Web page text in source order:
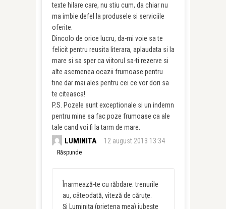
texte hilare care, nu stiu cum, da chiar nu
ma imbie defel la produsele si serviciile
oferite.
Dincolo de orice lucru, da-mi voie sa te
felicit pentru reusita literara, aplaudata si la
mare si sa sper ca viitorul sa-ti rezerve si
alte asemenea ocazii frumoase pentru
tine dar mai ales pentru cei ce vor dori sa
te citeasca!
P.S. Pozele sunt exceptionale si un indemn
pentru mine sa fac poze frumoase ca ale
tale cand voi fi la tarm de mare.
LUMINITA 12 august 2013 13:34
Răspunde
Înarmează-te cu răbdare: trenurile
au, câteodată, viteză de căruțe.
Și Luminița (prietena mea) iubește